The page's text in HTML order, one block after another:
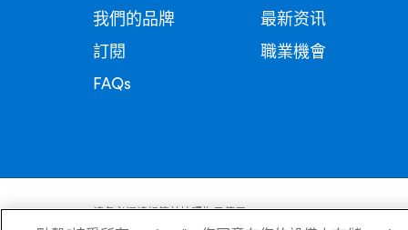
我們的品牌
訂閱
FAQs
最新资讯
職業機會
请务必阅读标签并按照指示使用。
如果症状持续，请咨询医疗保健专业人员。